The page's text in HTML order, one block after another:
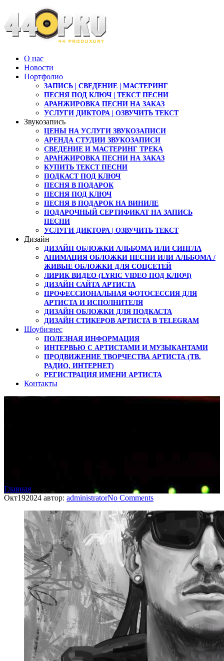
О нас
Новости
Портфолио
ЗАПИСЬ | СВЕДЕНИЕ | МАСТЕРИНГ
ПЕСНЯ ПОД КЛЮЧ | ТЕКСТ ПЕСНИ
АРАНЖИРОВКА ПЕСНИ НА ЗАКАЗ
УСЛУГИ ДИКТОРА | ОЗВУЧИТЬ ТЕКСТ
Звукозапись
ЦЕНЫ НА УСЛУГИ ЗВУКОЗАПИСИ
АРЕНДА СТУДИИ ЗВУКОЗАПИСИ
СВЕДЕНИЕ И МАСТЕРИНГ ТРЕКА
АРАНЖИРОВКА ПЕСНИ НА ЗАКАЗ
КУПИТЬ ТЕКСТ ПЕСНИ
ПОДКАСТ ПОД КЛЮЧ
ПЕСНЯ В ПОДАРОК
ПЕСНЯ ПОД КЛЮЧ
ПЕСНЯ В ПОДАРОК НА ВИНИЛЕ
ПОДАРОЧНЫЙ СЕРТИФИКАТ НА ЗАПИСЬ
ПЕСНИ
УСЛУГИ ДИКТОРА | ОЗВУЧИТЬ ТЕКСТ
Дизайн
ДИЗАЙН ОБЛОЖКИ АЛЬБОМА ИЛИ СИНГЛА
АНИМАЦИЯ ОБЛОЖКИ ПЕСНИ ИЛИ АЛЬБОМА /
ЖИВЫЕ ОБЛОЖКИ ДЛЯ СОЦСЕТЕЙ
ЛИРИК ВИДЕО (LYRIC VIDEO ПОД КЛЮЧ)
ДИЗАЙН САЙТА АРТИСТА
ПРОФЕССИОНАЛЬНАЯ ФОТОСЕССИЯ ДЛЯ
АРТИСТА И ИСПОЛНИТЕЛЯ
ДИЗАЙН ОБЛОЖКИ ДЛЯ ПОДКАСТА
ДИЗАЙН СТИКЕРОВ АРТИСТА В TELEGRAM
Шоубизнес
ПОЛЕЗНАЯ ИНФОРМАЦИЯ
ИНТЕРВЬЮ С АРТИСТАМИ И МУЗЫКАНТАМИ
ПРОДВИЖЕНИЕ ТВОРЧЕСТВА АРТИСТА (ТВ,
РАДИО, ИНТЕРНЕТ)
РЕГИСТРАЦИЯ ИМЕНИ АРТИСТА
Контакты
Главная
Окт192024 автор: administratorNo Comments